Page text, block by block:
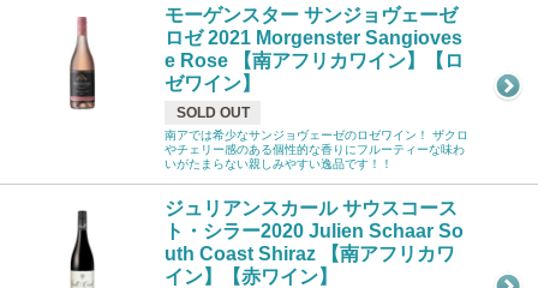
モーゲンスター サンジョヴェーゼ
ロゼ 2021 Morgenster Sangioves
e Rose 【南アフリカワイン】【ロ
ゼワイン】
SOLD OUT
南アでは希少なサンジョヴェーゼのロゼワイン！ ザクロ
やチェリー感のある個性的な香りにフルーティーな味わ
いがたまらない親しみやすい逸品です！！
ジュリアンスカール サウスコース
ト・シラー2020 Julien Schaar So
uth Coast Shiraz 【南アフリカワ
イン】【赤ワイン】